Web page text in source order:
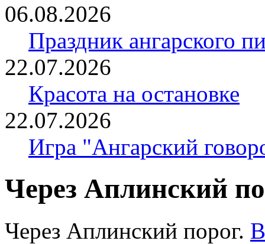
06.08.2026
Праздник ангарского
22.07.2026
Красота на остановке
22.07.2026
Игра "Ангарский
Через Аплинский
Через Аплинский порог.